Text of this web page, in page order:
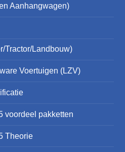
Aanhangwagen)
Tractor/Landbouw)
Voertuigen (LZV)
voordeel pakketten
Theorie